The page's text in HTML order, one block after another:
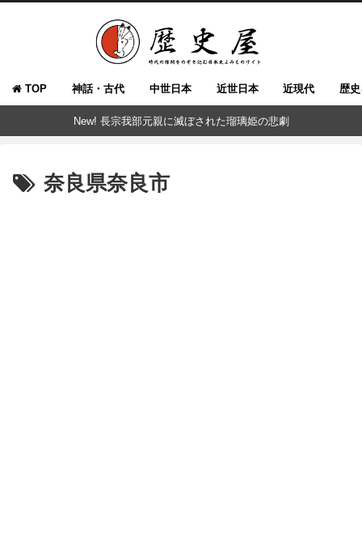
TOP 神話・古代 中世日本 近世日本 近現代 歴
New! 長宗我部元親に滅ぼされた瑠璃姫の悲劇
奈良県奈良市